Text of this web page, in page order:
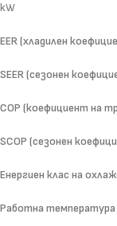
kW
EER (хладилен
SEER (сезонен
COP (коефициент на
SCOP (сезонен
Енергиен клас на
Работна температура